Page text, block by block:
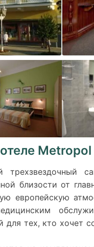
близости от
европейскую
для тех, кто хочет